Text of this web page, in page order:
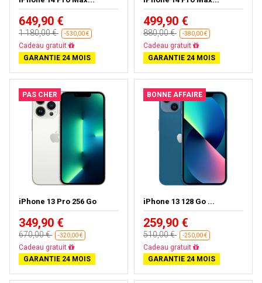
649,90 €
1 180,00 € -530,00 €
Livraison gratuite
GARANTIE 24 MOIS
499,90 €
880,00 € -380,00 €
Livraison gratuite
GARANTIE 24 MOIS
PAS CHER
iPhone 13 Pro 256 Go
349,90 €
670,00 € -320,00 €
Livraison gratuite
GARANTIE 24 MOIS
BONNE AFFAIRE
iPhone 13 128 Go ...
259,90 €
510,00 € -250,00 €
Livraison gratuite
GARANTIE 24 MOIS